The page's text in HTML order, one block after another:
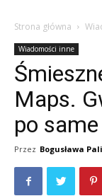
Strona główna
Wiadomości inne
Maps.
po
Przez Bogusława